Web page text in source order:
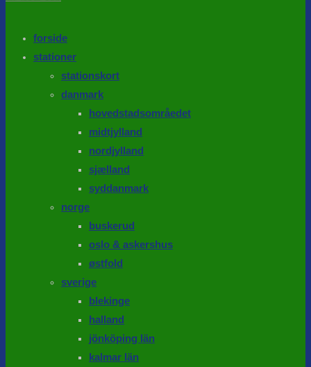
forside
stationer
stationskort
danmark
hovedstadsområedet
midtjylland
nordjylland
sjælland
syddanmark
norge
buskerud
oslo & askershus
østfold
sverige
blekinge
halland
jönköping län
kalmar län